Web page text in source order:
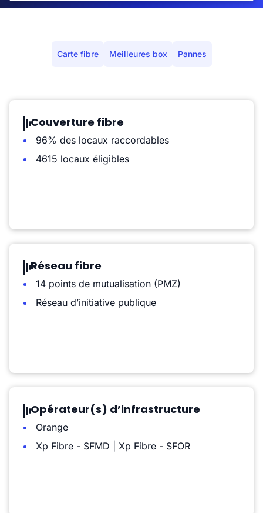
Carte fibre Meilleures box Pannes
Couverture fibre
96% des locaux raccordables
4615 locaux éligibles
Réseau fibre
14 points de mutualisation (PMZ)
Réseau d’initiative publique
Opérateur(s) d’infrastructure
Orange
Xp Fibre - SFMD | Xp Fibre - SFOR